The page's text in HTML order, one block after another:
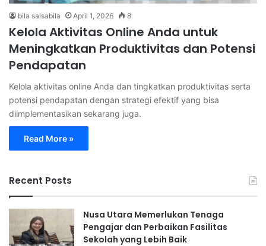
bila salsabila April 1, 2026 8
Kelola Aktivitas Online Anda untuk
Meningkatkan Produktivitas dan Potensi
Pendapatan
Kelola aktivitas online Anda dan tingkatkan produktivitas serta
potensi pendapatan dengan strategi efektif yang bisa
diimplementasikan sekarang juga.
Read More »
Recent Posts
Nusa Utara Memerlukan Tenaga
Pengajar dan Perbaikan Fasilitas
Sekolah yang Lebih Baik